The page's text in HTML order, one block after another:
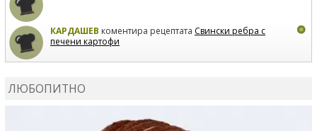
КАРДАШЕВ коментира рецептата Свински ребра с
печени картофи
ЛЮБОПИТНО